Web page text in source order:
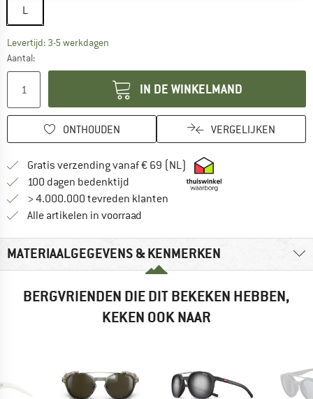
L
Levertijd: 3-5 werkdagen
Aantal:
IN DE WINKELMAND
ONTHOUDEN VERGELIJKEN
Gratis verzending vanaf € 69 (NL) Vind hier de
100 dagen bedenktijd Vind de betalingsinformatie hier!
> 4.000.000 tevreden klanten
Alle artikelen in voorraad
MATERIAALGEGEVENS & KENMERKEN
BERGVRIENDEN DIE DIT BEKEKEN HEBBEN,
KEKEN OOK NAAR